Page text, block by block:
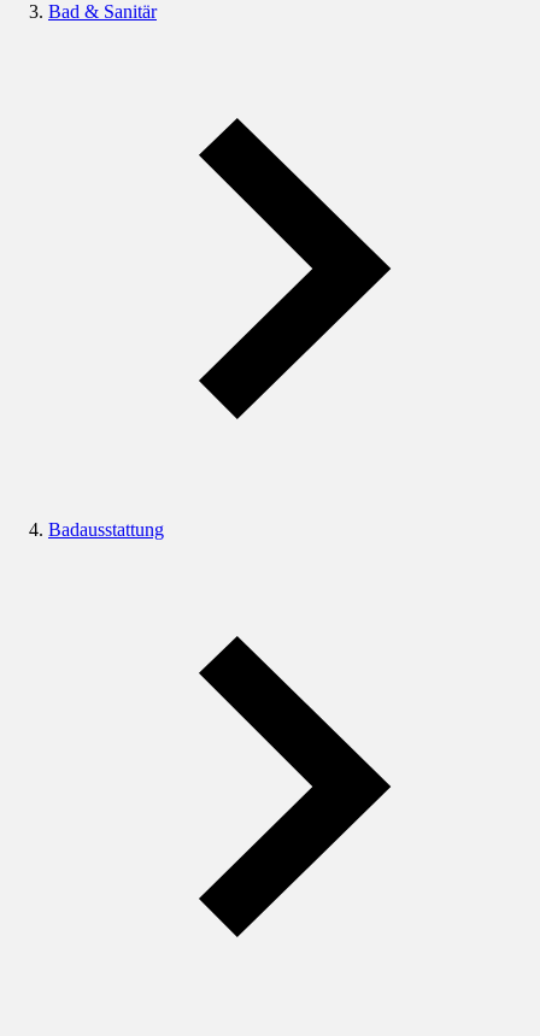
Bad & Sanitär
Badausstattung